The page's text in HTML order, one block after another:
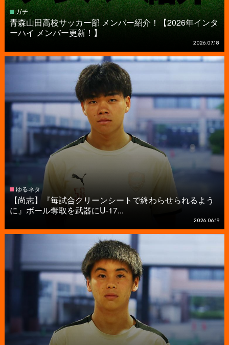
ガチ
青森山田高校サッカー部 メンバー紹介！【2026年インタ
ーハイ メンバー更新！】
2026.07.18
ゆるネタ
【尚志】『毎試合クリーンシートで終わらせられるよう
に』ボール奪取を武器にU-17...
2026.06.19